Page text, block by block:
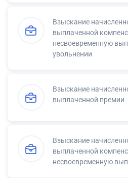
Взыскание
выплаченной
несвоевременную
увольнении
Взыскание
выплаченной премии
Взыскание
выплаченной
несвоевременную